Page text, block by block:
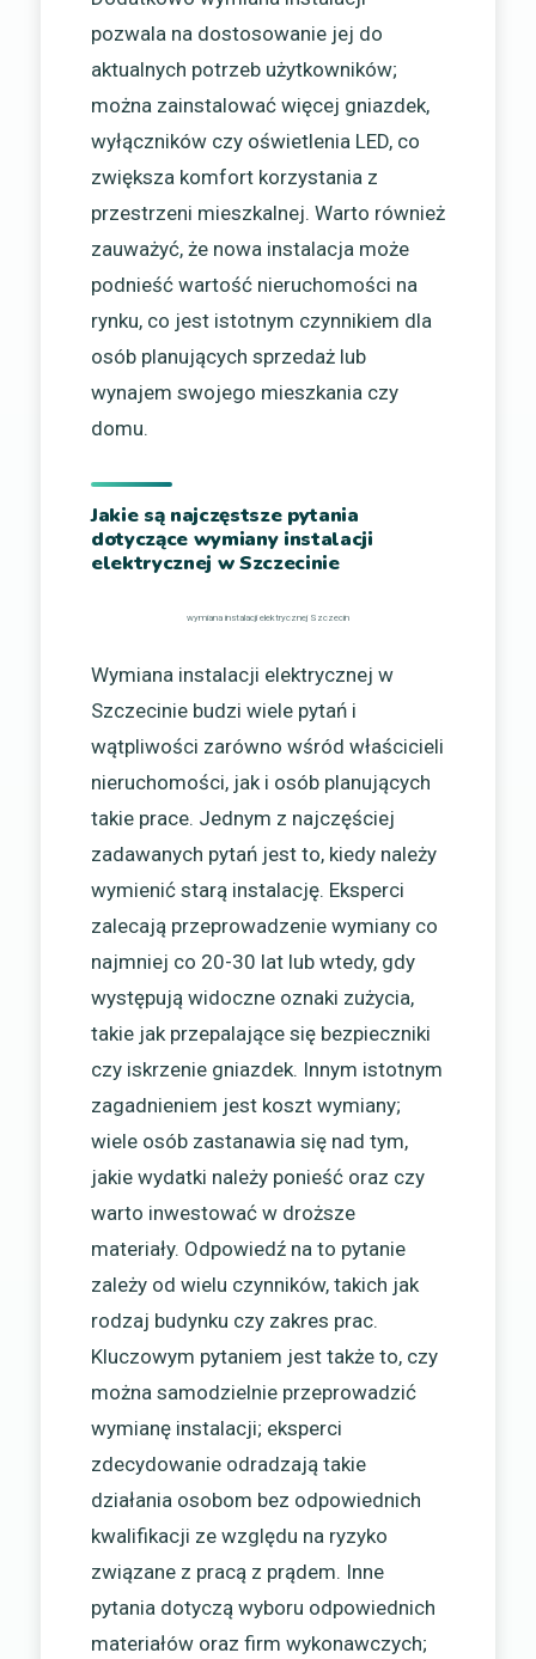
pozwala na dostosowanie jej do
aktualnych potrzeb użytkowników;
można zainstalować więcej gniazdek,
wyłączników czy oświetlenia LED, co
zwiększa komfort korzystania z
przestrzeni mieszkalnej. Warto również
zauważyć, że nowa instalacja może
podnieść wartość nieruchomości na
rynku, co jest istotnym czynnikiem dla
osób planujących sprzedaż lub
wynajem swojego mieszkania czy
domu.
Jakie są najczęstsze pytania
dotyczące wymiany instalacji
elektrycznej w Szczecinie
wymiana instalacji elektrycznej Szczecin
Wymiana instalacji elektrycznej w
Szczecinie budzi wiele pytań i
wątpliwości zarówno wśród właścicieli
nieruchomości, jak i osób planujących
takie prace. Jednym z najczęściej
zadawanych pytań jest to, kiedy należy
wymienić starą instalację. Eksperci
zalecają przeprowadzenie wymiany co
najmniej co 20-30 lat lub wtedy, gdy
występują widoczne oznaki zużycia,
takie jak przepalające się bezpieczniki
czy iskrzenie gniazdek. Innym istotnym
zagadnieniem jest koszt wymiany;
wiele osób zastanawia się nad tym,
jakie wydatki należy ponieść oraz czy
warto inwestować w droższe
materiały. Odpowiedź na to pytanie
zależy od wielu czynników, takich jak
rodzaj budynku czy zakres prac.
Kluczowym pytaniem jest także to, czy
można samodzielnie przeprowadzić
wymianę instalacji; eksperci
zdecydowanie odradzają takie
działania osobom bez odpowiednich
kwalifikacji ze względu na ryzyko
związane z pracą z prądem. Inne
pytania dotyczą wyboru odpowiednich
materiałów oraz firm wykonawczych;